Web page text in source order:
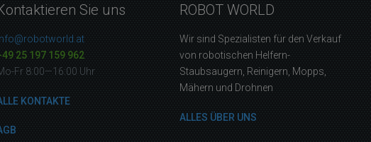
Sie uns
25 197 159 962
Fr 8:00—16:00 Uhr
KONTAKTE
ROBOT WORLD
Wir sind Spezialisten für den Verkauf
von robotischen Helfern-
Staubsaugern, Reinigern, Mopps,
Mähern und Drohnen
ALLES ÜBER UNS